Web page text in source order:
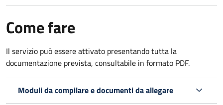
Come fare
Il servizio può essere attivato presentando tutta la
documentazione prevista, consultabile in formato PDF.
Moduli da compilare e documenti da allegare